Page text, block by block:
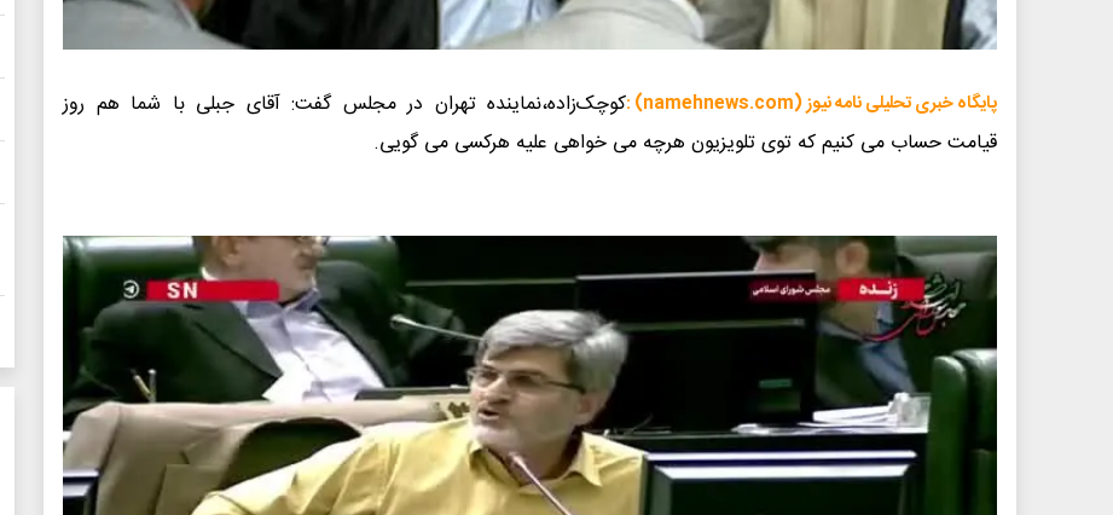
پایگاه خبری تحلیلی نامه نیوز (namehnews.com) :
کوچک‌زاده،نماینده تهران در مجلس گفت: آقای جبلی با شما هم روز
قیامت حساب می کنیم که توی تلویزیون هرچه می خواهی علیه هرکسی می گویی.